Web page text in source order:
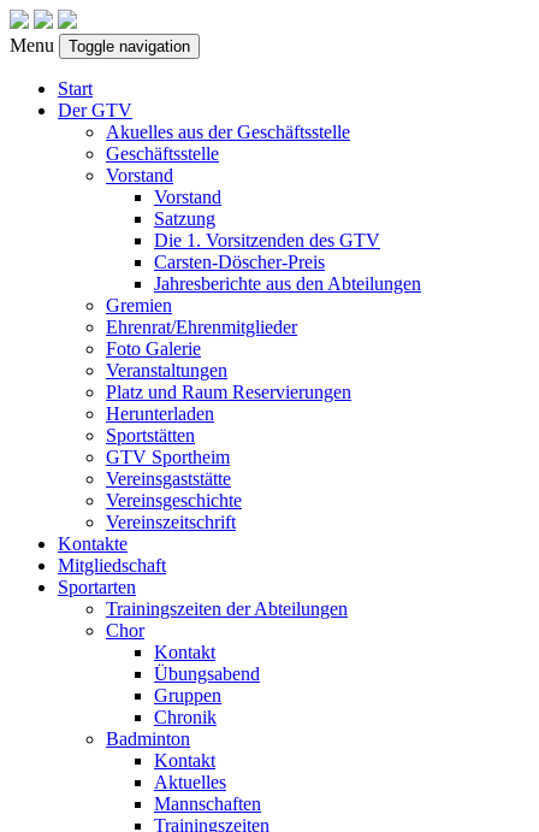
Menu Toggle navigation
Start
Der GTV
Akuelles aus der Geschäftsstelle
Geschäftsstelle
Vorstand
Vorstand
Satzung
Die 1. Vorsitzenden des GTV
Carsten-Döscher-Preis
Jahresberichte aus den Abteilungen
Gremien
Ehrenrat/Ehrenmitglieder
Foto Galerie
Veranstaltungen
Platz und Raum Reservierungen
Herunterladen
Sportstätten
GTV Sportheim
Vereinsgaststätte
Vereinsgeschichte
Vereinszeitschrift
Kontakte
Mitgliedschaft
Sportarten
Trainingszeiten der Abteilungen
Chor
Kontakt
Übungsabend
Gruppen
Chronik
Badminton
Kontakt
Aktuelles
Mannschaften
Trainingszeiten